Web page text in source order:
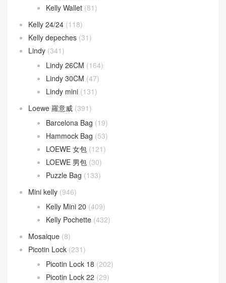
Kelly Wallet (81)
Kelly 24/24 (118)
Kelly depeches (31)
Lindy (341)
Lindy 26CM (164)
Lindy 30CM (47)
Lindy mini (131)
Loewe 羅意威 (391)
Barcelona Bag (19)
Hammock Bag (53)
LOEWE 女包 (121)
LOEWE 男包 (30)
Puzzle Bag (133)
Mini kelly (946)
Kelly Mini 20 (409)
Kelly Pochette (432)
Mosaique (8)
Picotin Lock (231)
Picotin Lock 18 (202)
Picotin Lock 22 (29)